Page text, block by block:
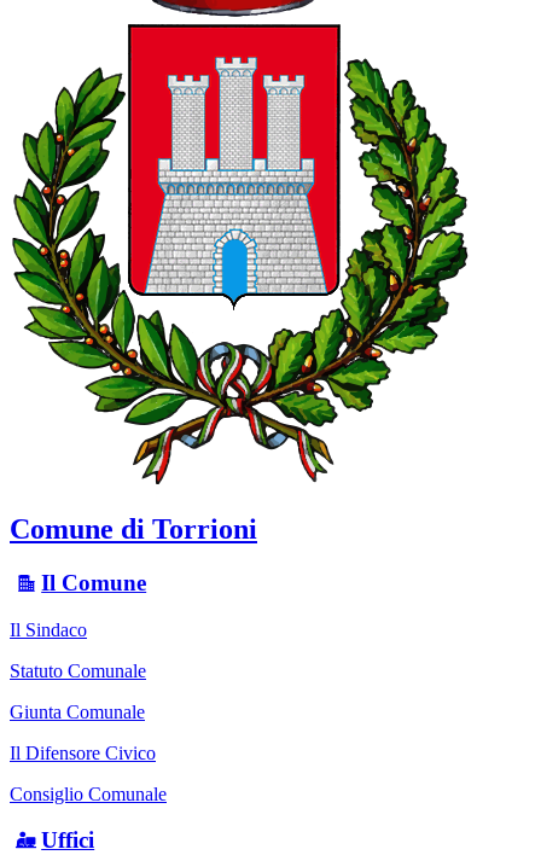
Comune di Torrioni
Il Comune
Il Sindaco
Statuto Comunale
Giunta Comunale
Il Difensore Civico
Consiglio Comunale
Uffici